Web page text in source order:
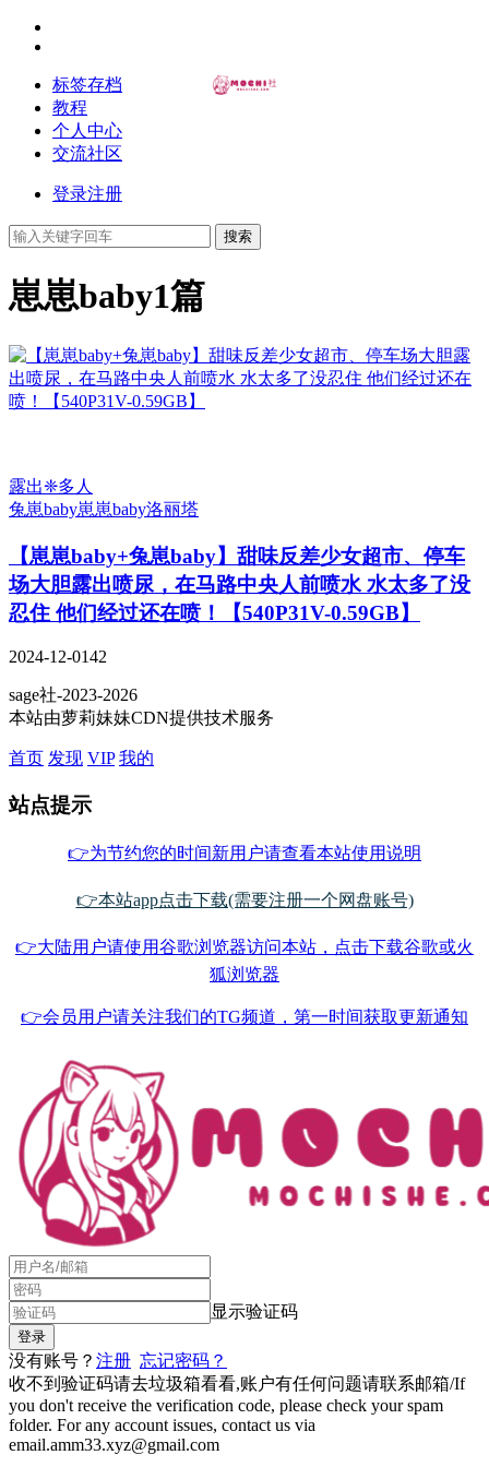
标签存档
教程
个人中心
交流社区
登录注册
搜索
崽崽baby1篇
露出❈多人
兔崽baby崽崽baby洛丽塔
【崽崽baby+兔崽baby】甜味反差少女超市、停车
场大胆露出喷尿，在马路中央人前喷水 水太多了没
忍住 他们经过还在喷！【540P31V-0.59GB】
2024-12-0142
sage社-2023-2026
本站由萝莉妹妹CDN提供技术服务
首页 发现 VIP 我的
站点提示
👉为节约您的时间新用户请查看本站使用说明
👉本站app点击下载(需要注册一个网盘账号)
👉大陆用户请使用谷歌浏览器访问本站，点击下载谷歌或火
狐浏览器
👉会员用户请关注我们的TG频道，第一时间获取更新通知
显示验证码
没有账号？ 注册 忘记密码？
收不到验证码请去垃圾箱看看,账户有任何问题请联系邮箱/If
you don't receive the verification code, please check your spam
folder. For any account issues, contact us via
email.amm33.xyz@gmail.com